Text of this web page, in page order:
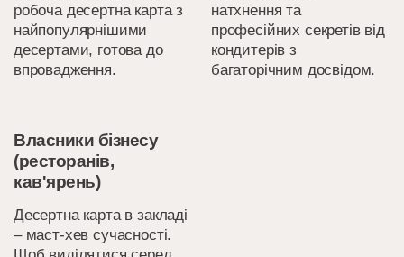
робоча десертна карта з
найпопулярнішими
десертами, готова до
впровадження.
натхнення та
професійних секретів від
кондитерів з
багаторічним досвідом.
Власники бізнесу
(ресторанів,
кав'ярень)
Десертна карта в закладі
– маст-хев сучасності.